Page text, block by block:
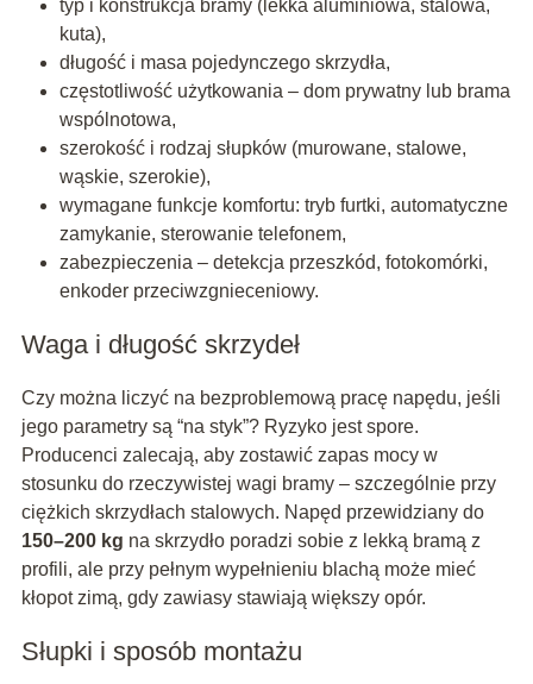
typ i konstrukcja bramy (lekka aluminiowa, stalowa,
kuta),
długość i masa pojedynczego skrzydła,
częstotliwość użytkowania – dom prywatny lub brama
wspólnotowa,
szerokość i rodzaj słupków (murowane, stalowe,
wąskie, szerokie),
wymagane funkcje komfortu: tryb furtki, automatyczne
zamykanie, sterowanie telefonem,
zabezpieczenia – detekcja przeszkód, fotokomórki,
enkoder przeciwzgnieceniowy.
Waga i długość skrzydeł
Czy można liczyć na bezproblemową pracę napędu, jeśli
jego parametry są “na styk”? Ryzyko jest spore.
Producenci zalecają, aby zostawić zapas mocy w
stosunku do rzeczywistej wagi bramy – szczególnie przy
ciężkich skrzydłach stalowych. Napęd przewidziany do
150–200 kg na skrzydło poradzi sobie z lekką bramą z
profili, ale przy pełnym wypełnieniu blachą może mieć
kłopot zimą, gdy zawiasy stawiają większy opór.
Słupki i sposób montażu